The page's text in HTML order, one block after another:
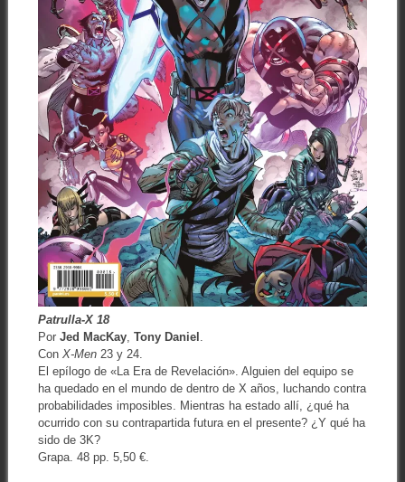
Patrulla-X 18
Por Jed MacKay, Tony Daniel .
Con X-Men23 y 24.
El epílogo de «La Era de Revelación». Alguien del equipo se
ha quedado en el mundo de dentro de X años, luchando contra
probabilidades imposibles. Mientras ha estado allí, ¿qué ha
ocurrido con su contrapartida futura en el presente? ¿Y qué ha
sido de 3K?
Grapa. 48 pp. 5,50 €.